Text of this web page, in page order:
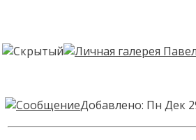
Добавлено: Пн Дек